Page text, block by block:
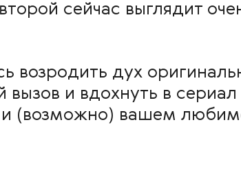
сейчас выглядит
возродить дух
и вдохнуть в
и (возможно) вашем